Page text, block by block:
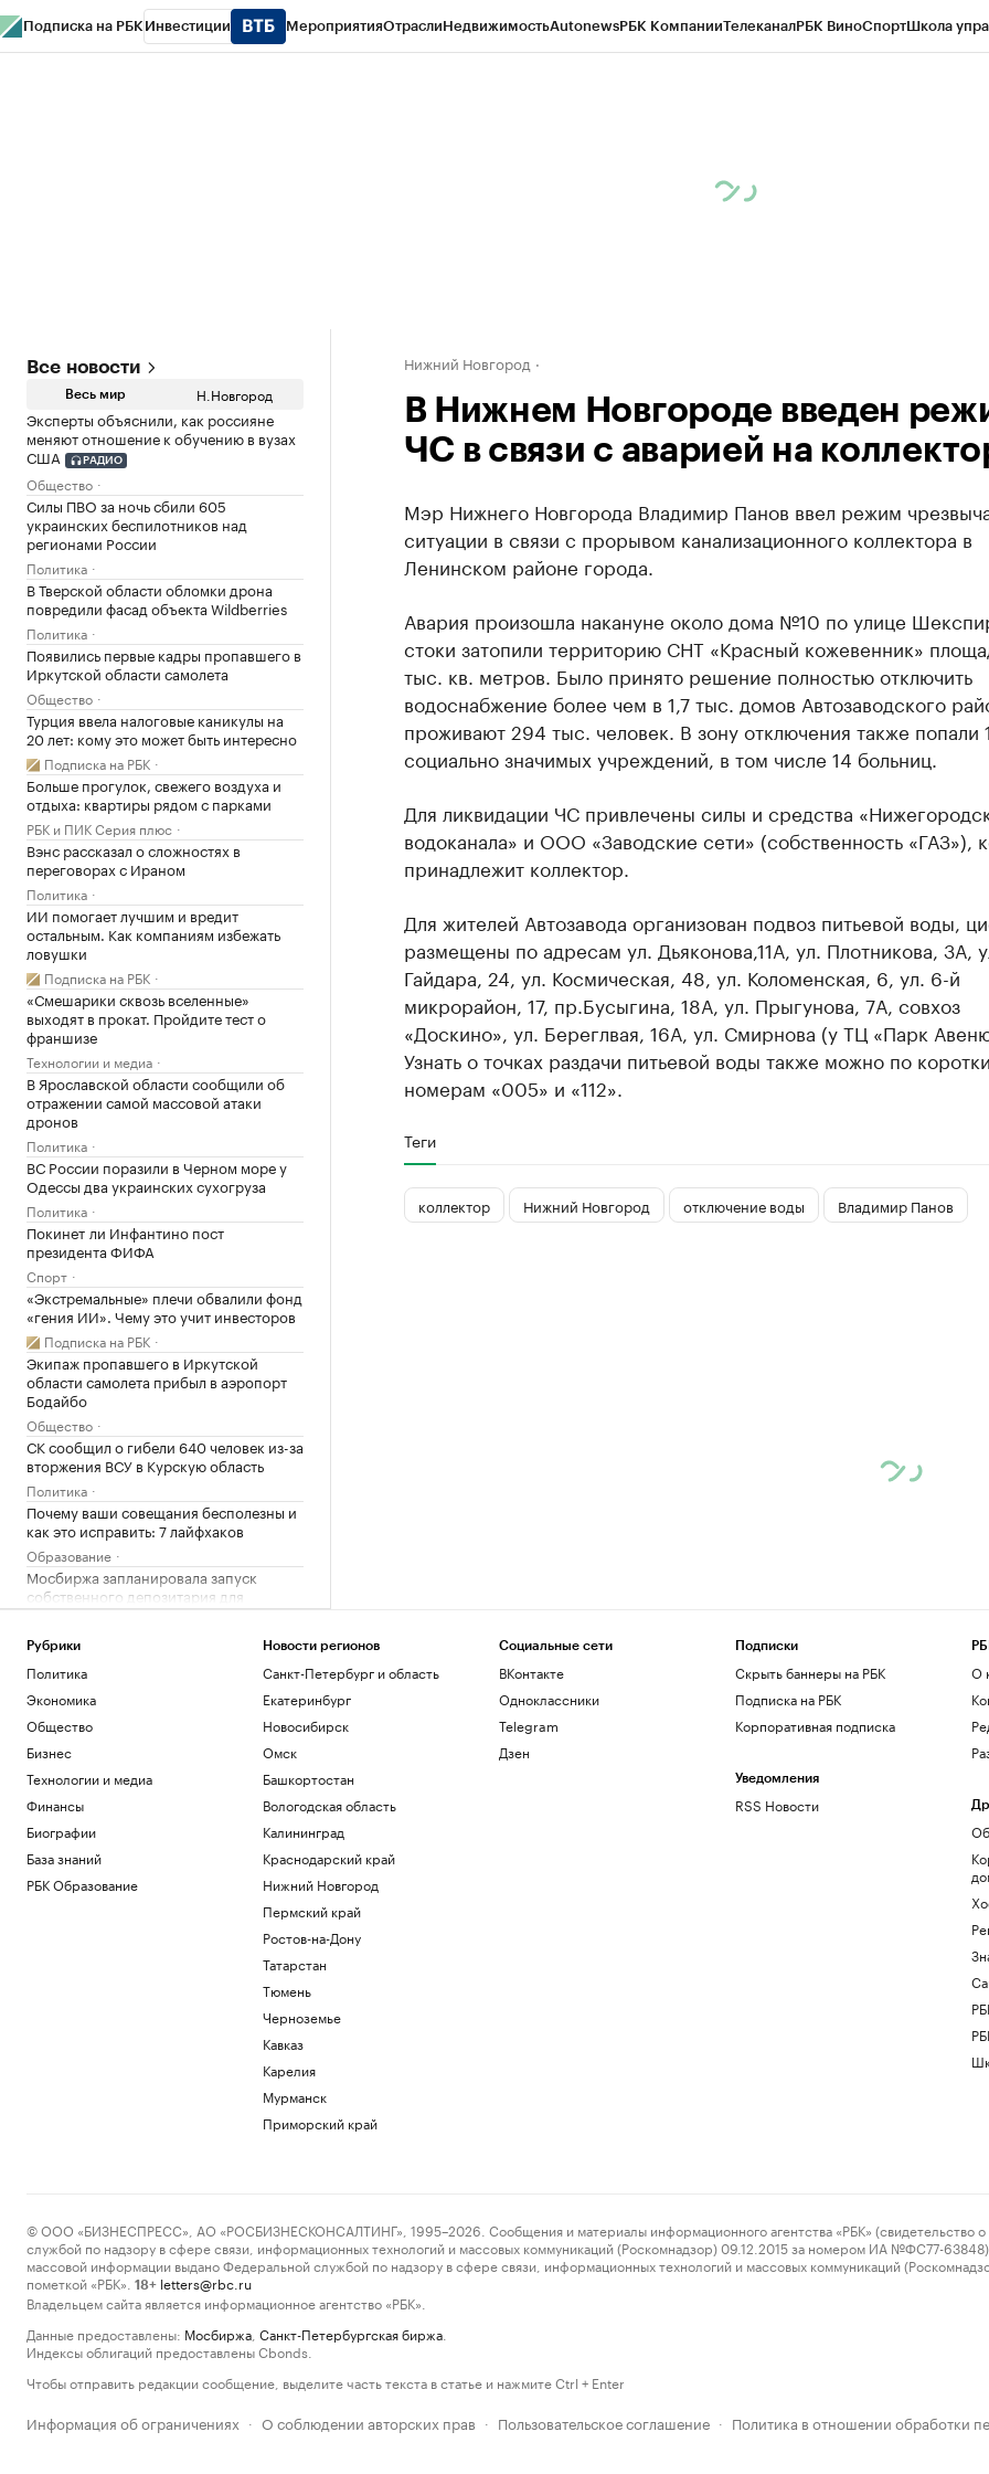
Подписка на РБК Инвестиции МероприятияОтраслиНедвижимостьAutonewsРБК КомпанииТелеканалРБК ВиноСпортШкола
Все новости
Весь мир Н.Новгород
Эксперты объяснили, как россияне
меняют отношение к обучению в вузах
США
РАДИО
Общество
Силы ПВО за ночь сбили 605
украинских беспилотников над
регионами России
Политика
В Тверской области обломки дрона
повредили фасад объекта Wildberries
Политика
Появились первые кадры пропавшего в
Иркутской области самолета
Общество
Турция ввела налоговые каникулы на
20 лет: кому это может быть интересно
Подписка на РБК
Больше прогулок, свежего воздуха и
отдыха: квартиры рядом с парками
РБК и ПИК Серия плюс
Вэнс рассказал о сложностях в
переговорах с Ираном
Политика
ИИ помогает лучшим и вредит
остальным. Как компаниям избежать
ловушки
Подписка на РБК
«Смешарики сквозь вселенные»
выходят в прокат. Пройдите тест о
франшизе
Технологии и медиа
В Ярославской области сообщили об
отражении самой массовой атаки
дронов
Политика
ВС России поразили в Черном море у
Одессы два украинских сухогруза
Политика
Покинет ли Инфантино пост
президента ФИФА
Спорт
«Экстремальные» плечи обвалили фонд
«гения ИИ». Чему это учит инвесторов
Подписка на РБК
Экипаж пропавшего в Иркутской
области самолета прибыл в аэропорт
Бодайбо
Общество
СК сообщил о гибели 640 человек из-за
вторжения ВСУ в Курскую область
Политика
Почему ваши совещания бесполезны и
как это исправить: 7 лайфхаков
Образование
Мосбиржа запланировала запуск
собственного депозитария для
криптовалюты
Инвестиции
Мосбиржа готовится запустить
депозитарий для криптовалюты. Что
это значит
Подписка на РБК
DeepSeek сообщил о «значительном»
увеличении цен на свои ИИ-услуги
Бизнес
Как Ходынка стала новым центром
притяжения
РБК и Stone
Загрузить еще
Нижний Новгород
В Нижнем Новгороде введен
ЧС в связи с аварией на
Мэр Нижнего Новгорода Владимир Панов ввел режим
ситуации в связи с прорывом канализационного коллектора в
Ленинском районе города.
Авария произошла накануне около дома №10 по улице
стоки затопили территорию СНТ «Красный кожевенник»
тыс. кв. метров. Было принято решение полностью отключить
водоснабжение более чем в 1,7 тыс. домов Автозаводского
проживают 294 тыс. человек. В зону отключения также попали
социально значимых учреждений, в том числе 14 больниц.
Для ликвидации ЧС привлечены силы и средства
водоканала» и ООО «Заводские сети» (собственность «ГАЗ»),
принадлежит коллектор.
Для жителей Автозавода организован подвоз питьевой воды,
размещены по адресам ул. Дьяконова,11А, ул. Плотникова, 3А,
Гайдара, 24, ул. Космическая, 48, ул. Коломенская, 6, ул. 6-й
микрорайон, 17, пр.Бусыгина, 18А, ул. Прыгунова, 7А, совхоз
«Доскино», ул. Береглвая, 16А, ул. Смирнова (у ТЦ «Парк
Узнать о точках раздачи питьевой воды также можно по
номерам «005» и «112».
Теги
коллектор Нижний Новгород отключение воды Владимир Панов
Рубрики
Политика
Экономика
Общество
Бизнес
Технологии и медиа
Финансы
Биографии
База знаний
РБК Образование
Новости регионов
Санкт-Петербург и область
Екатеринбург
Новосибирск
Омск
Башкортостан
Вологодская область
Калининград
Краснодарский край
Нижний Новгород
Пермский край
Ростов-на-Дону
Татарстан
Тюмень
Черноземье
Кавказ
Карелия
Мурманск
Приморский край
Социальные сети
ВКонтакте
Одноклассники
Telegram
Дзен
Подписки
Скрыть баннеры на РБК
Подписка на РБК
Корпоративная подписка
Уведомления
RSS Новости
О
© ООО «БИЗНЕСПРЕСС», АО «РОСБИЗНЕСКОНСАЛТИНГ», 1995–2026. Сообщения и материалы информационного агентства «РБК» (свидетельство о
службой по надзору в сфере связи, информационных технологий и массовых коммуникаций (Роскомнадзор) 09.12.2015 за номером ИА №ФС77-63848)
массовой информации выдано Федеральной службой по надзору в сфере связи, информационных технологий и массовых коммуникаций
пометкой «РБК».
18+ letters@rbc.ru
Владельцем сайта является информационное агентство «РБК».
Данные предоставлены: Мосбиржа Санкт-Петербургская биржа
Индексы облигаций предоставлены Cbonds.
Чтобы отправить редакции сообщение, выделите часть текста в статье и нажмите Ctrl + Enter
Информация об ограничениях · О соблюдении авторских прав · Пользовательское соглашение · Политика в отношении обработки